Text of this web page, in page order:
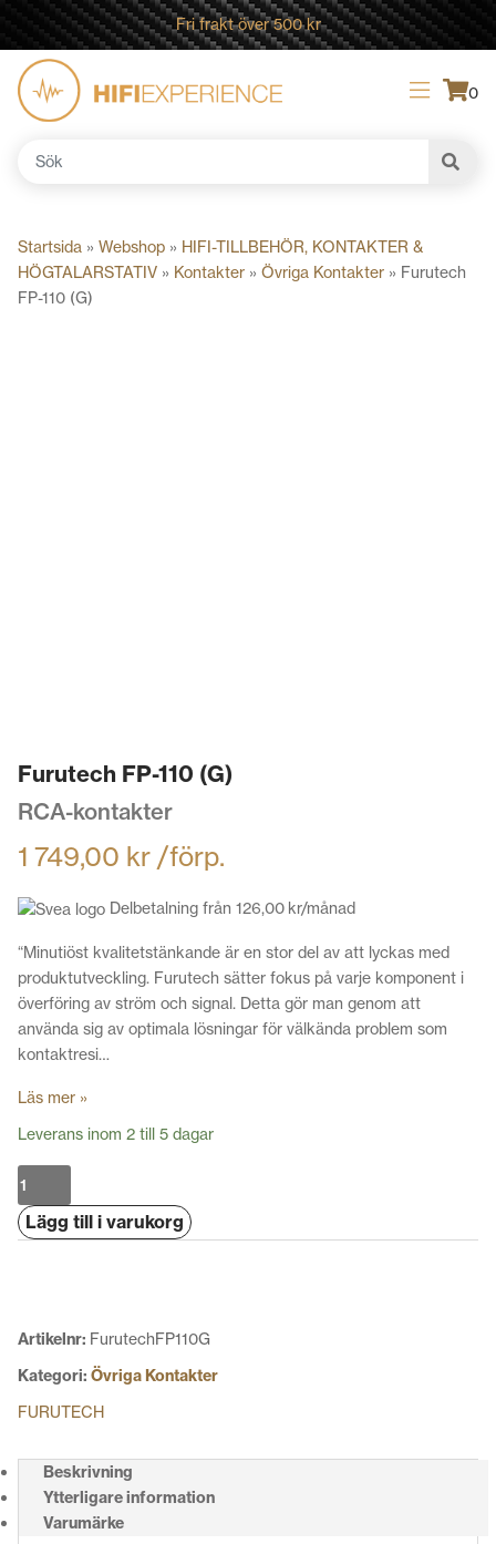
Fri frakt över 500 kr
0
Sök
Startsida » Webshop » HIFI-TILLBEHÖR, KONTAKTER &
HÖGTALARSTATIV » Kontakter » Övriga Kontakter » Furutech
FP-110 (G)
Furutech FP-110 (G)
RCA-kontakter
1 749,00 kr /förp.
Delbetalning från 126,00 kr/månad
“Minutiöst kvalitetstänkande är en stor del av att lyckas med
produktutveckling. Furutech sätter fokus på varje komponent i
överföring av ström och signal. Detta gör man genom att
använda sig av optimala lösningar för välkända problem som
kontaktresi…
Läs mer »
Leverans inom 2 till 5 dagar
Furutech
FP-
110Lägg till i varukorg
Artikelnr: FurutechFP110G
Kategori: Övriga Kontakter
FURUTECH
Beskrivning
Ytterligare information
Varumärke